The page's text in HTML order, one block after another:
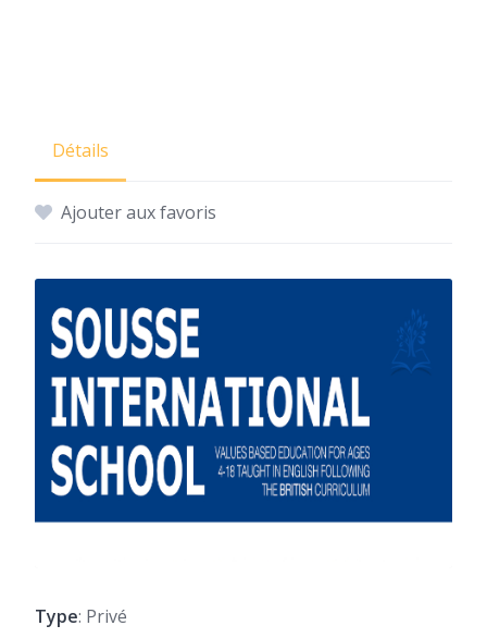
Détails
Ajouter aux favoris
Type: Privé